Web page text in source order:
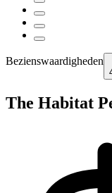
Bezienswaardigheden
The Habitat